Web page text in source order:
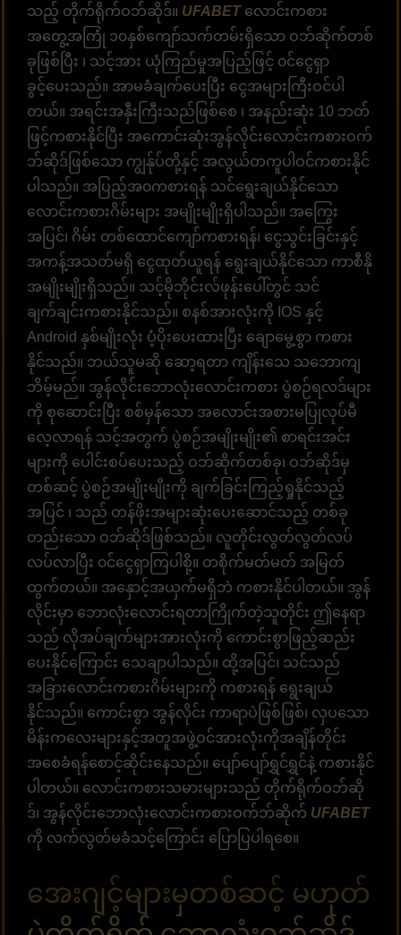
သည့် တိုက်ရိုက်ဝဘ်ဆိုဒ်။ UFABETလောင်းကစား
အတွေ့အကြုံ ၁၀နှစ်ကျော်သက်တမ်းရှိသော ဝဘ်ဆိုက်တစ်
ခုဖြစ်ပြီး ၊ သင့်အား ယုံကြည်မှုအပြည့်ဖြင့် ၀င်ငွေရှာ
ခွင့်ပေးသည်။ အာမခံချက်​​ပေးပြီး ​ငွေအများကြီးဝင်​ပါ
တယ်​။ အရင်းအနှီးကြီးသည်ဖြစ်စေ ၊ အနည်းဆုံး 10 ဘတ်
ဖြင့်ကစားနိုင်ပြီး အကောင်းဆုံးအွန်လိုင်းလောင်းကစားဝက်
ဘ်ဆိုဒ်ဖြစ်သော ကျွန်ုပ်တို့နှင့် အလွယ်တကူပါဝင်ကစားနိုင်
ပါသည်။ အပြည့်အ၀ကစားရန် သင်ရွေးချယ်နိုင်သော
လောင်းကစားဂိမ်းများ အမျိုးမျိုးရှိပါသည်။ အကြွေး
အပြင်၊ ဂိမ်း တစ်ထောင်ကျော်ကစားရန်၊ ငွေသွင်းခြင်းနှင့်
အကန့်အသတ်မရှိ ငွေထုတ်ယူရန် ရွေးချယ်နိုင်သော ကာစီနို
အမျိုးမျိုးရှိသည်။ သင့်မိုဘိုင်းလ်ဖုန်းပေါ်တွင် သင်
ချက်ချင်းကစားနိုင်သည်။ စနစ်အားလုံးကို IOS နှင့်
Android နှစ်မျိုးလုံး ပံ့ပိုးပေးထားပြီး ချောမွေ့စွာ ကစား
နိုင်သည်။ ဘယ်သူမဆို ဆော့ရတာ ကျိန်းသေ သဘောကျ
ဘိမ့်မည်။ အွန်လိုင်းဘောလုံးလောင်းကစား ပွဲစဉ်ရလဒ်များ
ကို စုဆောင်းပြီး စစ်မှန်သော အလောင်းအစားမပြုလုပ်မီ
လေ့လာရန် သင့်အတွက် ပွဲစဉ်အမျိုးမျိုး၏ စာရင်းအင်း
များကို ပေါင်းစပ်ပေးသည့် ဝဘ်ဆိုက်တစ်ခု၊ ဝဘ်ဆိုဒ်မှ
တစ်ဆင့် ပွဲစဉ်အမျိုးမျိုးကို ချက်ခြင်းကြည့်ရှုနိုင်သည့်
အပြင် ၊ သည် တန်ဖိုးအများဆုံးပေးဆောင်သည့် တစ်ခု
တည်းသော ဝဘ်ဆိုဒ်ဖြစ်သည်။ လူတိုင်းလွတ်လွတ်လပ်
လပ်လာပြီး ၀င်ငွေရှာကြပါစို့။ တစိုက်မတ်မတ် အမြတ်
ထွက်တယ်။ အနှောင့်အယှက်မရှိဘဲ ကစားနိုင်ပါတယ်။ အွန်
လိုင်းမှာ ဘောလုံးလောင်းရတာကြိုက်တဲ့သူတိုင်း ဤနေရာ
သည် လိုအပ်ချက်များအားလုံးကို ကောင်းစွာဖြည့်ဆည်း
ပေးနိုင်ကြောင်း သေချာပါသည်။ ထို့အပြင်၊ သင်သည်
အခြားလောင်းကစားဂိမ်းများကို ကစားရန် ရွေးချယ်
နိုင်သည်။ ကောင်းစွာ အွန်လိုင်း ကာရာပဲဖြစ်ဖြစ်၊ လှပသော
မိန်းကလေးများနှင့်အတူအဖွဲ့ဝင်အားလုံးကိုအချိန်တိုင်း
အစေခံရန်စောင့်ဆိုင်းနေသည်။ ပျော်ပျော်ရွှင်ရွှင်နဲ့ ကစားနိုင်
ပါတယ်။ လောင်းကစားသမားများသည် တိုက်ရိုက်ဝဘ်ဆို
ဒ်၊ အွန်လိုင်းဘောလုံးလောင်းကစားဝက်ဘ်ဆိုက် UFABET
ကို လက်လွတ်မခံသင့်ကြောင်း ပြောပြပါရစေ။
အေးဂျင့်များမှတစ်ဆင့် မဟုတ်